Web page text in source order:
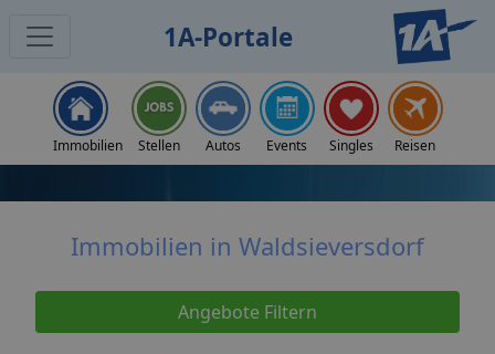
1A-Portale
Immobilien Stellen Autos Events Singles Reisen
Immobilien in Waldsieversdorf
Angebote Filtern